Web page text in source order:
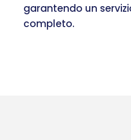
garantendo un
completo.